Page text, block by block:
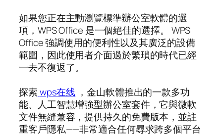
如果您正在主動瀏覽標準辦公室軟體的選
項，WPS Office 是一個絕佳的選擇。 WPS
Office 強調使用的便利性以及其廣泛的設備
範圍，因此使用者介面過於繁瑣的時代已經
一去不復返了。
探索wps在线 ，金山軟體推出的一款多功
能、人工智慧增強型辦公室套件，它與微軟
文件無縫兼容，提供持久的免費版本，並註
重客戶隱私——非常適合任何尋求跨多個平台